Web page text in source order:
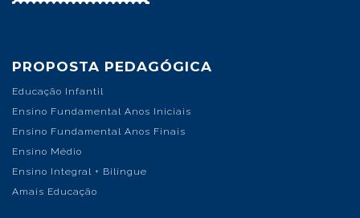
PROPOSTA PEDAGÓGICA
Educação Infantil
Ensino Fundamental Anos Iniciais
Ensino Fundamental Anos Finais
Ensino Médio
Ensino Integral + Bilíngue
Amais Educação